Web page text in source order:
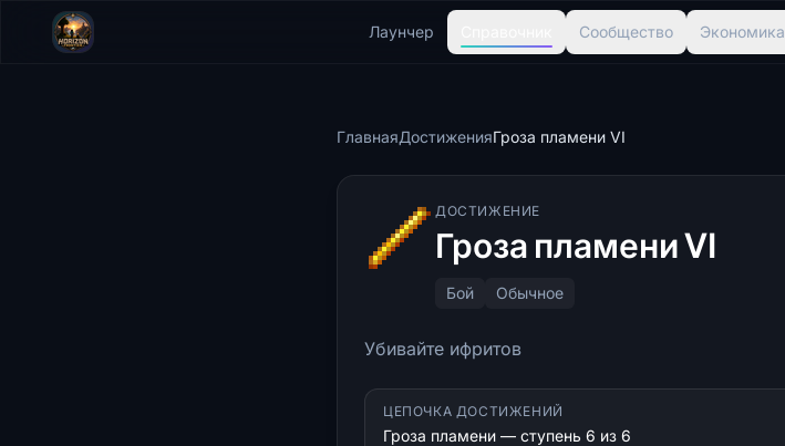
Лаунчер Сообщество Экономика
ГлавнаяДостиженияГроза пламени VI
ДОСТИЖЕНИЕ
Гроза пламени VI
Бой Обычное
Убивайте ифритов
ЦЕПОЧКА ДОСТИЖЕНИЙ
Гроза пламени — ступень 6 из 6